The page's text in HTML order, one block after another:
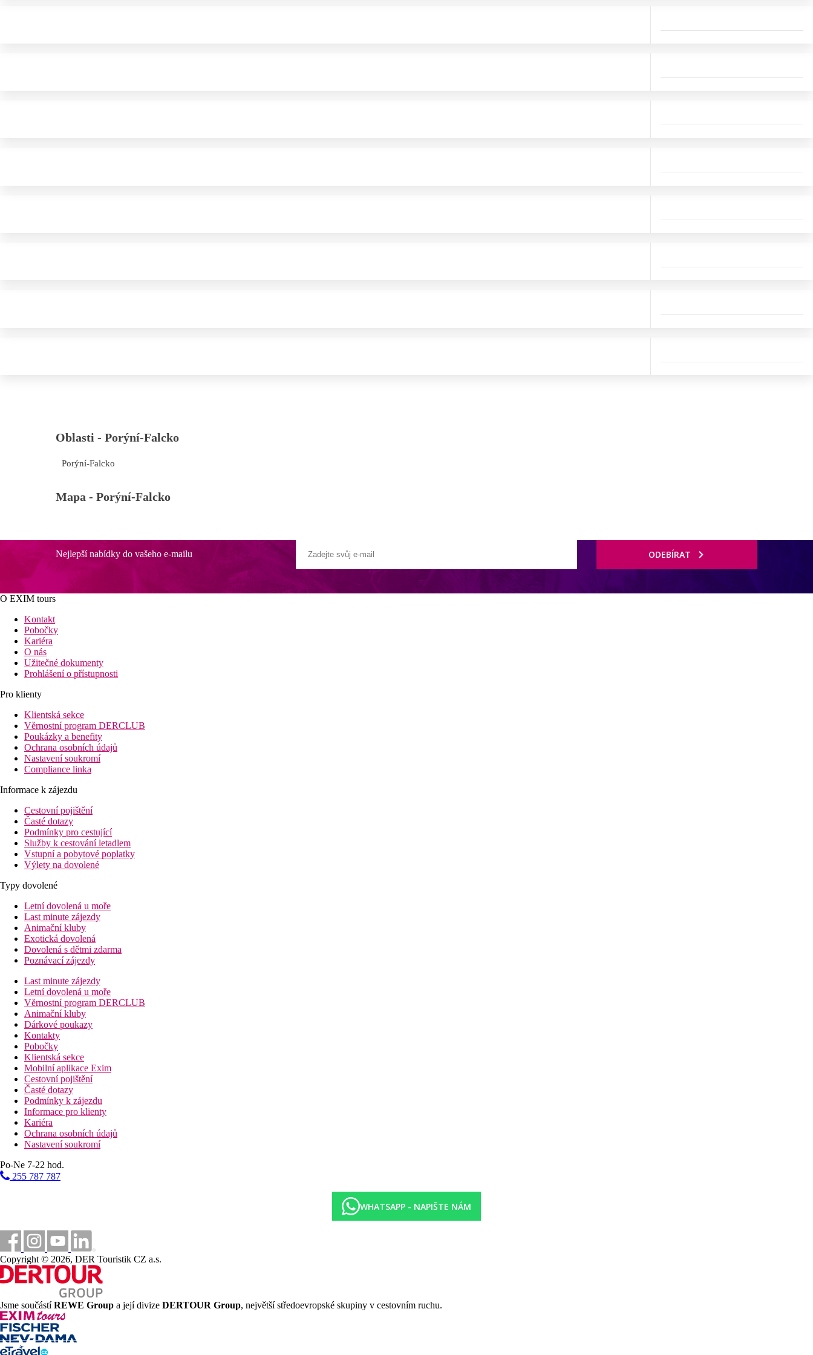
Oblasti - Porýní-Falcko
Porýní-Falcko
Mapa - Porýní-Falcko
Nejlepší nabídky do vašeho e-mailu ODEBÍRAT
O EXIM tours
Kontakt
Pobočky
Kariéra
O nás
Užitečné dokumenty
Prohlášení o přístupnosti
Pro klienty
Klientská sekce
Věrnostní program DERCLUB
Poukázky a benefity
Ochrana osobních údajů
Nastavení soukromí
Compliance linka
Informace k zájezdu
Cestovní pojištění
Časté dotazy
Podmínky pro cestující
Služby k cestování letadlem
Vstupní a pobytové poplatky
Výlety na dovolené
Typy dovolené
Letní dovolená u moře
Last minute zájezdy
Animační kluby
Exotická dovolená
Dovolená s dětmi zdarma
Poznávací zájezdy
Last minute zájezdy
Letní dovolená u moře
Věrnostní program DERCLUB
Animační kluby
Dárkové poukazy
Kontakty
Pobočky
Klientská sekce
Mobilní aplikace Exim
Cestovní pojištění
Časté dotazy
Podmínky k zájezdu
Informace pro klienty
Kariéra
Ochrana osobních údajů
Nastavení soukromí
Po-Ne 7-22 hod.
255 787 787
WHATSAPP - NAPIŠTE NÁM
Copyright © 2026, DER Touristik CZ a.s.
Jsme součástíREWE Group a její divize DERTOUR Group, největší středoevropské skupiny v cestovním ruchu.